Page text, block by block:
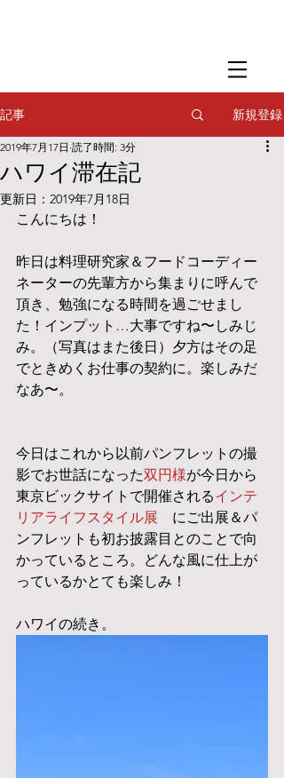
フードスタイリング
記事 新規登録
ハワイ滞在記
2019年7月17日 読了時間: 3分
更新日： 2019年7月18日
こんにちは！
昨日は料理研究家＆フードコーディー
ネーターの先輩方から集まりに呼んで
頂き、勉強になる時間を過ごせまし
た！インプット…大事ですね〜しみじ
み。（写真はまた後日）夕方はその足
でときめくお仕事の契約に。楽しみだ
なあ〜。
今日はこれから以前パンフレットの撮
影でお世話になった双円様が今日から
東京ビックサイトで開催されるインテ
リアライフスタイル展 にご出展＆パ
ンフレットも初お披露目とのことで向
かっているところ。どんな風に仕上が
っているかとても楽しみ！
ハワイの続き。